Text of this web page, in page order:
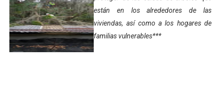
Gobernación de Mérida fortalece el desarrollo
Corposalud inició talleres para aspirantes al curso de
están en los alrededores de las
viviendas, así como a los hogares de
familias vulnerables***